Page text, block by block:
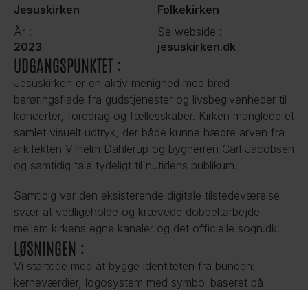
Jesuskirken
Folkekirken
År :
2023
Se webside :
jesuskirken.dk
UDGANGSPUNKTET :
Jesuskirken er en aktiv menighed med bred
berøringsflade fra gudstjenester og livsbegivenheder til
koncerter, foredrag og fællesskaber. Kirken manglede et
samlet visuelt udtryk, der både kunne hædre arven fra
arkitekten Vilhelm Dahlerup og bygherren Carl Jacobsen
og samtidig tale tydeligt til nutidens publikum.
Samtidig var den eksisterende digitale tilstedeværelse
svær at vedligeholde og krævede dobbeltarbejde
mellem kirkens egne kanaler og det officielle sogn.dk.
LØSNINGEN :
Vi startede med at bygge identiteten fra bunden:
kerneværdier, logosystem med symbol baseret på